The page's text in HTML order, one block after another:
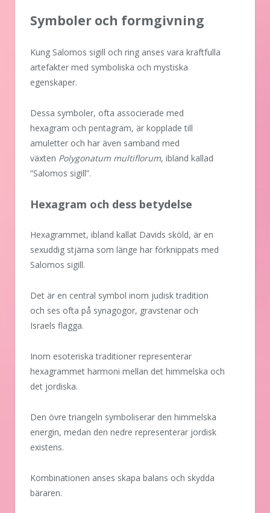
Symboler och formgivning
Kung Salomos sigill och ring anses vara kraftfulla
artefakter med symboliska och mystiska
egenskaper.
Dessa symboler, ofta associerade med
hexagram och pentagram, är kopplade till
amuletter och har även samband med
växten Polygonatum multiflorum, ibland kallad
”Salomos sigill”.
Hexagram och dess betydelse
Hexagrammet, ibland kallat Davids sköld, är en
sexuddig stjärna som länge har förknippats med
Salomos sigill.
Det är en central symbol inom judisk tradition
och ses ofta på synagogor, gravstenar och
Israels flagga.
Inom esoteriska traditioner representerar
hexagrammet harmoni mellan det himmelska och
det jordiska.
Den övre triangeln symboliserar den himmelska
energin, medan den nedre representerar jordisk
existens.
Kombinationen anses skapa balans och skydda
bäraren.